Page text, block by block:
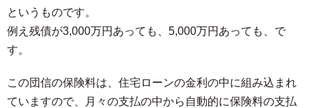
というものです。
例え残債が3,000万円あっても、5,000万円あっても、で
す。
この団信の保険料は、住宅ローンの金利の中に組み込まれ
ていますので、月々の支払の中から自動的に保険料の支払